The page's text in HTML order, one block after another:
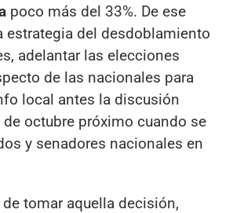
poco más del 33%. De ese
estrategia del desdoblamiento
adelantar las elecciones
de las nacionales para
local antes la discusión
octubre próximo cuando se
y senadores nacionales en
tomar aquella decisión,